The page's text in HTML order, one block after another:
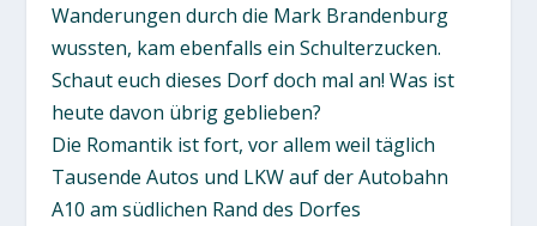
Wanderungen durch die Mark Brandenburg
wussten, kam ebenfalls ein Schulterzucken.
Schaut euch dieses Dorf doch mal an! Was ist
heute davon übrig geblieben?
Die Romantik ist fort, vor allem weil täglich
Tausende Autos und LKW auf der Autobahn
A10 am südlichen Rand des Dorfes